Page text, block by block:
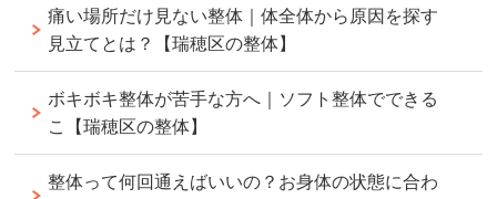
痛い場所だけ見ない整体｜体全体から原因を探す
見立てとは？【瑞穂区の整体】
ボキボキ整体が苦手な方へ｜ソフト整体でできる
こ【瑞穂区の整体】
整体って何回通えばいいの？お身体の状態に合わ